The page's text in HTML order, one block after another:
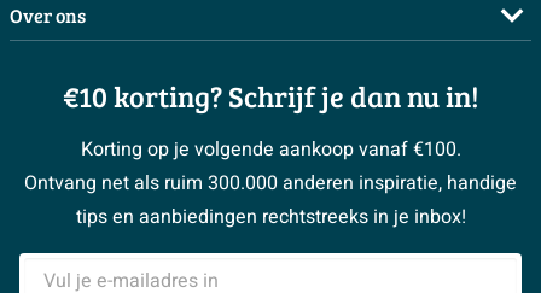
Bezorgen / afhalen
Garantie / klachten
Reviewbeleid
> Naar de klantenservice
3D tekening maken
Klustips
Klusadvies
> Alle adviesmogelijkheden
Complete badkamers
Complete toiletruimtes
Moodboards
Magazine
#MySawiday
> Naar inspiratie
Over ons
Over Sawiday
Vacatures
Sawiday PRO
BeCommerce
Samenwerken
€10 korting? Schrijf je dan nu in!
Korting op je volgende aankoop vanaf €100.
Ontvang net als ruim 300.000 anderen inspiratie, handige
tips en aanbiedingen rechtstreeks in je inbox!
E-mailadres